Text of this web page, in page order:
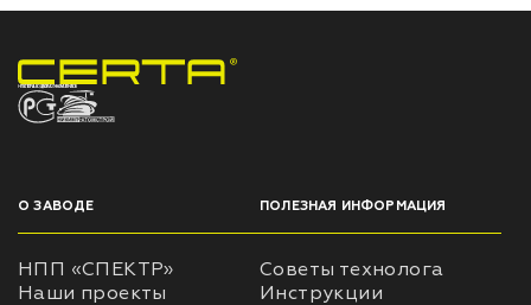
НПП «СПЕКТР» ЗАВОД ЛАКОКРАСОЧНЫХ МАТЕРИАЛОВ
О ЗАВОДЕ
НПП «СПЕКТР»
Наши проекты
ПОЛЕЗНАЯ ИНФОРМАЦИЯ
Советы технолога
Инструкции